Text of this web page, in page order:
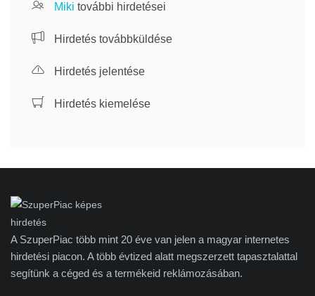
Miki további hirdetései
Hirdetés továbbküldése
Hirdetés jelentése
Hirdetés kiemelése
A SzuperPiac több mint 20 éve van jelen a magyar internetes
hirdetési piacon. A több évtized alatt megszerzett tapasztalattal
segítünk a céged és a termékeid reklámozásában.